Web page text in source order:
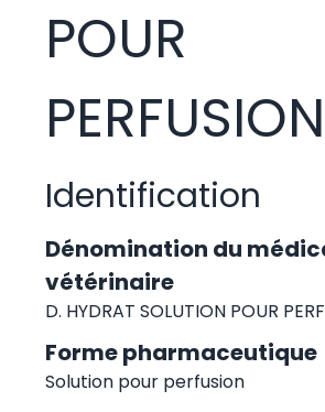
POUR
PERFUSION
Identification
Dénomination du
vétérinaire
D. HYDRAT SOLUTION POUR
Forme pharmaceutique
Solution pour perfusion